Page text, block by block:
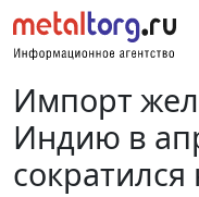
Импорт
Индию в
сократился